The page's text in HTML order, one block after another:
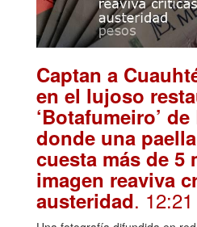
Captan a
en el lujoso
‘Botafumeiro’
donde una
cuesta más de 5
imagen reaviva
austeridad. 12:21